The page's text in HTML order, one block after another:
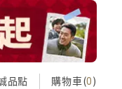
品點 購物車(0)